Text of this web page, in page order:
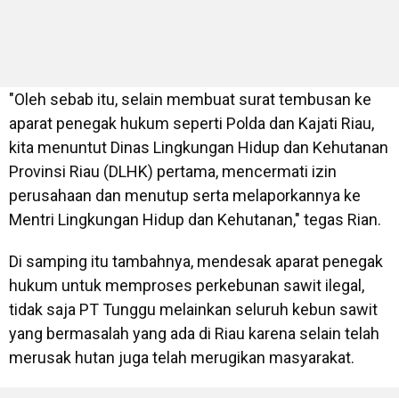
"Oleh sebab itu, selain membuat surat tembusan ke
aparat penegak hukum seperti Polda dan Kajati Riau,
kita menuntut Dinas Lingkungan Hidup dan Kehutanan
Provinsi Riau (DLHK) pertama, mencermati izin
perusahaan dan menutup serta melaporkannya ke
Mentri Lingkungan Hidup dan Kehutanan," tegas Rian.
Di samping itu tambahnya, mendesak aparat penegak
hukum untuk memproses perkebunan sawit ilegal,
tidak saja PT Tunggu melainkan seluruh kebun sawit
yang bermasalah yang ada di Riau karena selain telah
merusak hutan juga telah merugikan masyarakat.